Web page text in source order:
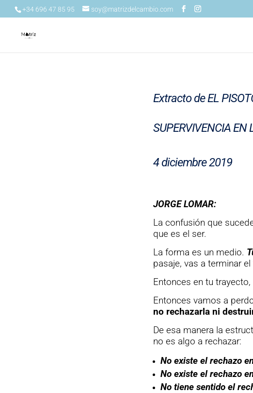
+34 696 47 85 95 soy@matrizdelcambio.com
Extracto de EL
SUPERVIVENCIA EN
4 diciembre 2019
JORGE LOMAR:
La confusión que
que es el ser.
La forma es un medio.
pasaje, vas a terminar el
Entonces en tu
Entonces vamos a
no rechazarla ni
De esa manera la
no es algo a rechazar:
No existe el rechazo
No existe el rechazo
No tiene sentido el